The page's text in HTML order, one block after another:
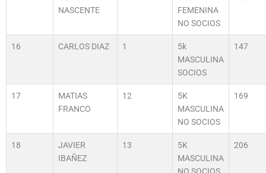
NASCENTE
FEMENINA
NO SOCIOS
16 CARLOS DIAZ 1
5k
MASCULINA
SOCIOS
147
17
MATIAS
FRANCO
12
5K
MASCULINA
NO SOCIOS
169
18
JAVIER
IBAÑEZ
13
5K
MASCULINA
206